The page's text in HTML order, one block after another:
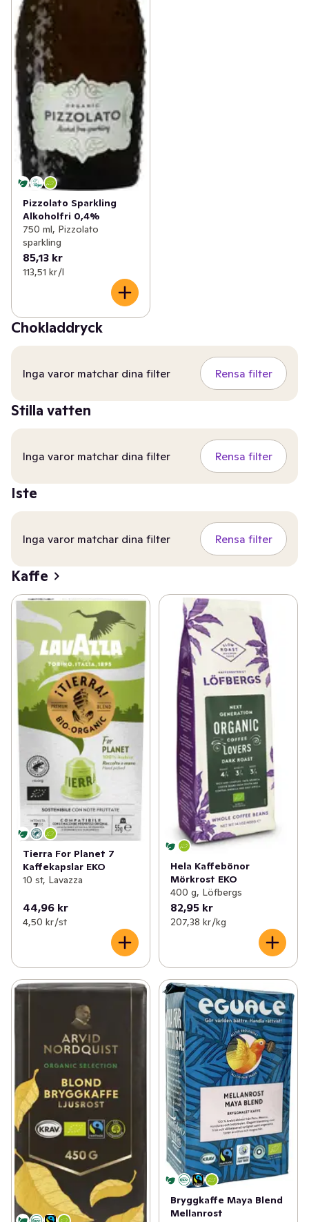
Pizzolato Sparkling
Alkoholfri 0,4%
750 ml, Pizzolato
sparkling
85,13 kr
113,51 kr /l
Chokladdryck
Inga varor matchar dina filter Rensa filter
Stilla vatten
Inga varor matchar dina filter Rensa filter
Iste
Inga varor matchar dina filter Rensa filter
Kaffe
Tierra For Planet 7
Kaffekapslar EKO
10 st, Lavazza
44,96 kr
4,50 kr /st
Hela Kaffebönor
Mörkrost EKO
400 g, Löfbergs
82,95 kr
207,38 kr /kg
Bryggkaffe Maya Blend
Mellanrost